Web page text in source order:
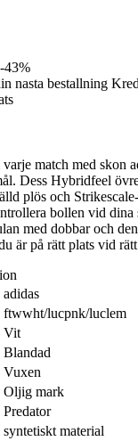
-43%
nasta bestallning
match med skon
Dess Hybridfeel
plös och
bollen vid dina
med dobbar och
är på rätt plats vid
adidas
ftwwht/lucpnk/luclem
Vit
Blandad
Vuxen
Oljig mark
Predator
syntetiskt material